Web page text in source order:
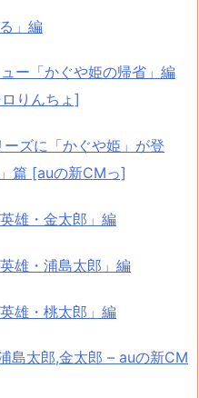
」編
ー「かぐや姫の帰省」編
りんちょ]
ズに「かぐや姫」が登
篇 [auの新CMっ]
雄・金太郎」編
雄・浦島太郎」編
雄・桃太郎」編
島太郎,金太郎 – auの新CM